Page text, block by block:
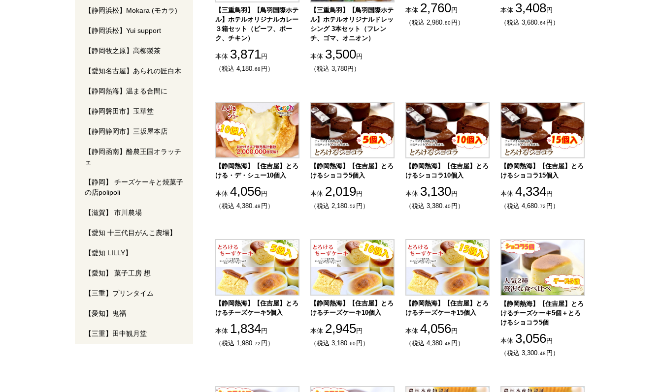
【静岡浜松】Mokara (モカラ)
【静岡浜松】Yui support
【静岡牧之原】高柳製茶
【愛知名古屋】あられの匠白木
【静岡熱海】温まる合間に
【静岡磐田市】玉華堂
【静岡静岡市】三坂屋本店
【静岡函南】酪農王国オラッチ
ェ
【静岡】 チーズケーキと焼菓子
の店polipoli
【滋賀】 市川農場
【愛知 十三代目がんこ農場】
【愛知 LILLY】
【愛知】 菓子工房 想
【三重】プリンタイム
【愛知】鬼福
【三重】田中観月堂
【三重鳥羽】【鳥羽国際ホテ
ル】ホテルオリジナルカレー
３箱セット（ビーフ、ポー
ク、チキン）
本体 3,871円
（税込 4,180. 68 円）
【三重鳥羽】【鳥羽国際ホテ
ル】ホテルオリジナルドレッ
シング 3本セット（フレン
チ、ゴマ、オニオン）
本体 3,500円
（税込 3,780円）
本体 2,760円
（税込 2,980. 80 円）
本体 3,408円
（税込 3,680. 64 円）
【静岡熱海】【住吉屋】とろ
ける・デ・シュー10個入
本体 4,056円
（税込 4,380. 48 円）
【静岡熱海】【住吉屋】とろ
けるショコラ5個入
本体 2,019円
（税込 2,180. 52 円）
【静岡熱海】【住吉屋】とろ
けるショコラ10個入
本体 3,130円
（税込 3,380. 40 円）
【静岡熱海】【住吉屋】とろ
けるショコラ15個入
本体 4,334円
（税込 4,680. 72 円）
【静岡熱海】【住吉屋】とろ
けるチーズケーキ5個入
本体 1,834円
（税込 1,980. 72 円）
【静岡熱海】【住吉屋】とろ
けるチーズケーキ10個入
本体 2,945円
（税込 3,180. 60 円）
【静岡熱海】【住吉屋】とろ
けるチーズケーキ15個入
本体 4,056円
（税込 4,380. 48 円）
【静岡熱海】【住吉屋】とろ
けるチーズケーキ5個＋とろ
けるショコラ5個
本体 3,056円
（税込 3,300. 48 円）